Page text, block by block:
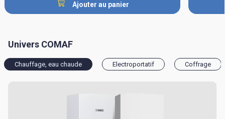
Ajouter au panier
Univers COMAF
Chauffage, eau chaude Electroportatif Coffrage